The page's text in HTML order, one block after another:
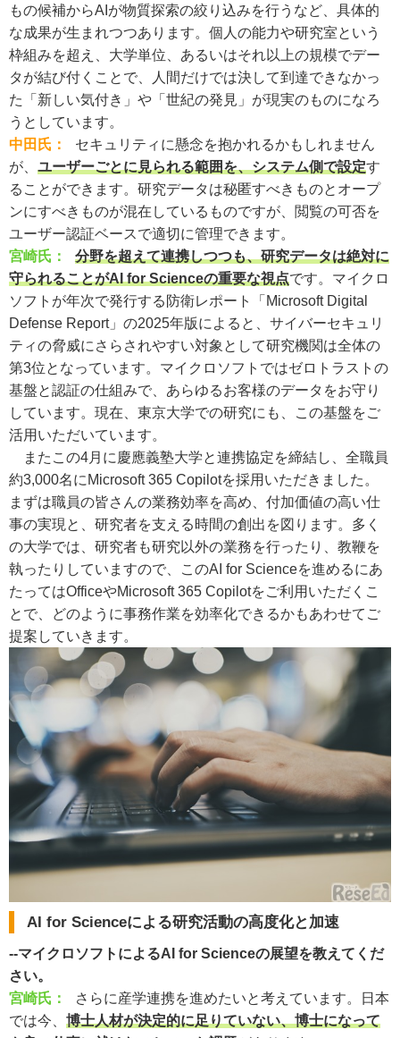
もの候補からAIが物質探索の絞り込みを行うなど、具体的
な成果が生まれつつあります。個人の能力や研究室という
枠組みを超え、大学単位、あるいはそれ以上の規模でデー
タが結び付くことで、人間だけでは決して到達できなかっ
た「新しい気付き」や「世紀の発見」が現実のものになろ
うとしています。
中田氏：
セキュリティに懸念を抱かれるかもしれません
が、 ユーザーごとに見られる範囲を、システム側で設定す
ることができます。研究データは秘匿すべきものとオープ
ンにすべきものが混在しているものですが、閲覧の可否を
ユーザー認証ベースで適切に管理できます。
宮崎氏：
分野を超えて連携しつつも、研究データは絶対に
守られることがAI for Scienceの重要な視点です。マイクロ
ソフトが年次で発行する防衛レポート「Microsoft Digital
Defense Report」の2025年版によると、サイバーセキュリ
ティの脅威にさらされやすい対象として研究機関は全体の
第3位となっています。マイクロソフトではゼロトラストの
基盤と認証の仕組みで、あらゆるお客様のデータをお守り
しています。現在、東京大学での研究にも、この基盤をご
活用いただいています。
またこの4月に慶應義塾大学と連携協定を締結し、全職員
約3,000名にMicrosoft 365 Copilotを採用いただきました。
まずは職員の皆さんの業務効率を高め、付加価値の高い仕
事の実現と、研究者を支える時間の創出を図ります。多く
の大学では、研究者も研究以外の業務を行ったり、教鞭を
執ったりしていますので、このAI for Scienceを進めるにあ
たってはOfficeやMicrosoft 365 Copilotをご利用いただくこ
とで、どのように事務作業を効率化できるかもあわせてご
提案していきます。
AI for Scienceによる研究活動の高度化と加速
--マイクロソフトによるAI for Scienceの展望を教えてくだ
さい。
宮崎氏：
さらに産学連携を進めたいと考えています。日本
では今、 博士人材が決定的に足りていない、博士になって